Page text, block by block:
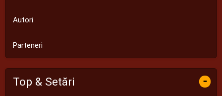
Autori
Parteneri
Top & Setări -